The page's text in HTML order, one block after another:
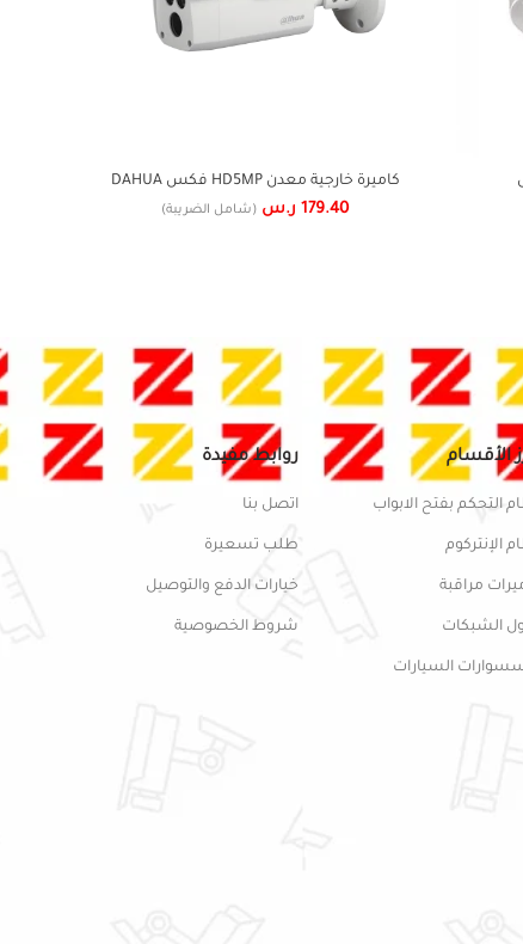
كاميرة خارجية معدن HD5MP فكس DAHUA
179.40 ر.س (شامل الضريبة)
الأقسام
التحكم بفتح الابواب
الإنتركوم
مراقبة
الشبكات
السيارات
روابط مفيدة
اتصل بنا
طلب تسعيرة
خيارات الدفع والتوصيل
شروط الخصوصية